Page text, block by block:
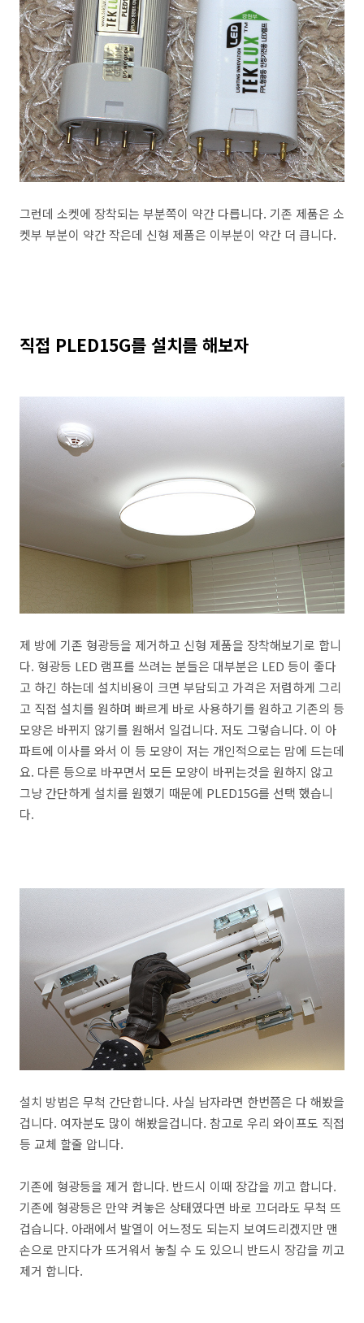
그런데 소켓에 장착되는 부분쪽이 약간 다릅니다. 기존 제품은 소
켓부 부분이 약간 작은데 신형 제품은 이부분이 약간 더 큽니다.
직접 PLED15G를 설치를 해보자
제 방에 기존 형광등을 제거하고 신형 제품을 장착해보기로 합니
다. 형광등 LED 램프를 쓰려는 분들은 대부분은 LED 등이 좋다
고 하긴 하는데 설치비용이 크면 부담되고 가격은 저렴하게 그리
고 직접 설치를 원하며 빠르게 바로 사용하기를 원하고 기존의 등
모양은 바뀌지 않기를 원해서 일겁니다. 저도 그렇습니다. 이 아
파트에 이사를 와서 이 등 모양이 저는 개인적으로는 맘에 드는데
요. 다른 등으로 바꾸면서 모든 모양이 바뀌는것을 원하지 않고
그냥 간단하게 설치를 원했기 때문에 PLED15G를 선택 했습니
다.
설치 방법은 무척 간단합니다. 사실 남자라면 한번쯤은 다 해봤을
겁니다. 여자분도 많이 해봤을겁니다. 참고로 우리 와이프도 직접
등 교체 할줄 압니다.
기존에 형광등을 제거 합니다. 반드시 이때 장갑을 끼고 합니다.
기존에 형광등은 만약 켜놓은 상태였다면 바로 끄더라도 무척 뜨
겁습니다. 아래에서 발열이 어느정도 되는지 보여드리겠지만 맨
손으로 만지다가 뜨거워서 놓칠 수 도 있으니 반드시 장갑을 끼고
제거 합니다.